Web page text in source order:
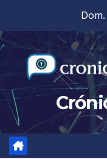
contenido